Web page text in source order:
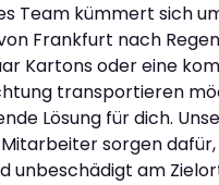
Team kümmert sich
Frankfurt nach
Kartons oder eine
transportieren
Lösung für dich.
sorgen dafür,
unbeschädigt am